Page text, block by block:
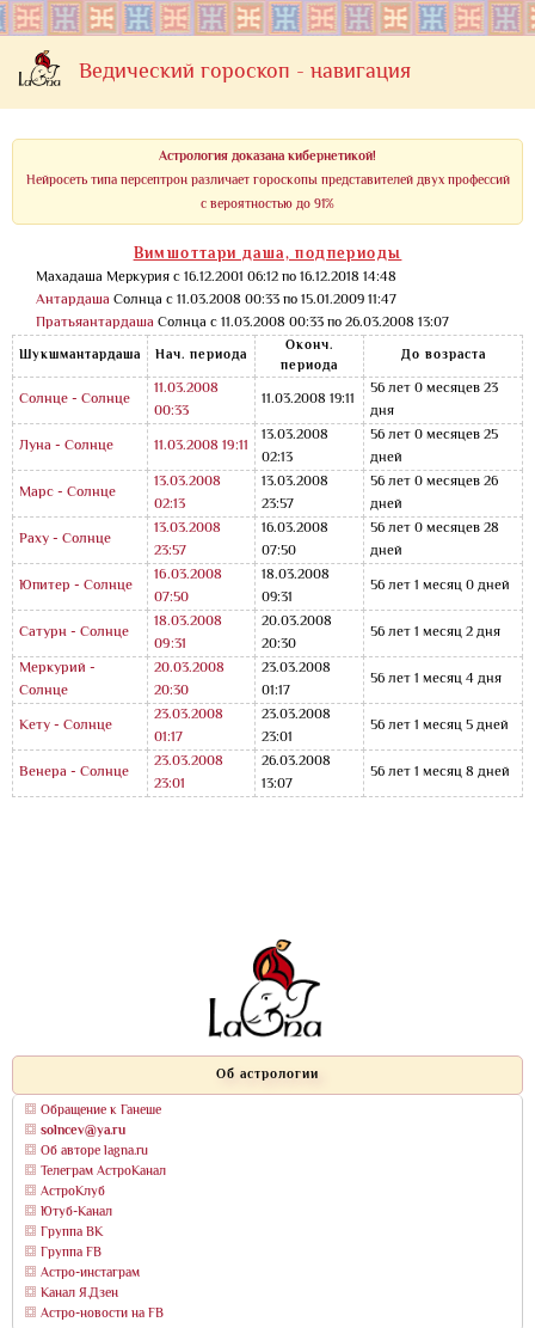
Ведический гороскоп - навигация
Астрология доказана кибернетикой!
Нейросеть типа персептрон различает гороскопы представителей двух профессий
с вероятностью до 91%
Вимшоттари даша, подпериоды
Махадаша Меркурия с 16.12.2001 06:12 по 16.12.2018 14:48
Антардаша Солнца с 11.03.2008 00:33 по 15.01.2009 11:47
Пратьяантардаша Солнца с 11.03.2008 00:33 по 26.03.2008 13:07
Шукшмантардаша Нач. периода
Оконч.
периода
До возраста
Солнце - Солнце
11.03.2008
00:33
11.03.2008 19:11
56 лет 0 месяцев 23
дня
Луна - Солнце
11.03.2008 19:11
13.03.2008
02:13
56 лет 0 месяцев 25
дней
Марс - Солнце
13.03.2008
02:13
13.03.2008
23:57
56 лет 0 месяцев 26
дней
Раху - Солнце
13.03.2008
23:57
16.03.2008
07:50
56 лет 0 месяцев 28
дней
Юпитер - Солнце
16.03.2008
07:50
18.03.2008
09:31
56 лет 1 месяц 0 дней
Сатурн - Солнце
18.03.2008
09:31
20.03.2008
20:30
56 лет 1 месяц 2 дня
Меркурий -
Солнце
20.03.2008
20:30
23.03.2008
01:17
56 лет 1 месяц 4 дня
Кету - Солнце
23.03.2008
01:17
23.03.2008
23:01
56 лет 1 месяц 5 дней
Венера - Солнце
23.03.2008
23:01
26.03.2008
13:07
56 лет 1 месяц 8 дней
Об астрологии
Обращение к Ганеше
solncev@ya.ru
Об авторе lagna.ru
Телеграм АстроКанал
АстроКлуб
Ютуб-Канал
Группа ВК
Группа FB
Астро-инстаграм
Канал Я.Дзен
Астро-новости на FB